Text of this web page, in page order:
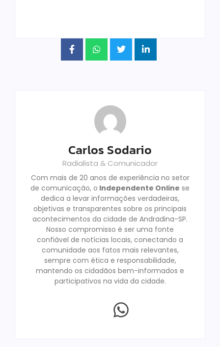
Carlos Sodario
Radialista & Comunicador
Com mais de 20 anos de experiência no setor
de comunicação, o Independente Online se
dedica a levar informações verdadeiras,
objetivas e transparentes sobre os principais
acontecimentos da cidade de Andradina-SP.
Nosso compromisso é ser uma fonte
confiável de notícias locais, conectando a
comunidade aos fatos mais relevantes,
sempre com ética e responsabilidade,
mantendo os cidadãos bem-informados e
participativos na vida da cidade.